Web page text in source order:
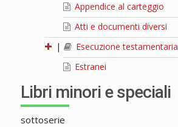
Appendice al carteggio
Atti e documenti diversi
|
Esecuzione testamentaria
Estranei
Libri minori e speciali
sottoserie